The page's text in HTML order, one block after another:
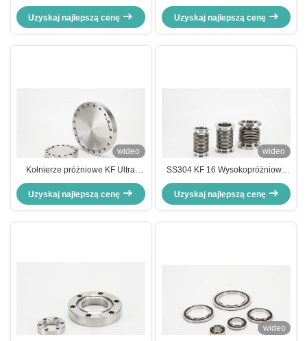
KF, ze stali nierdzewnej, z
otworem, do wysokiej próżni
Uzyskaj najlepszą cenę
25
Uzyskaj najlepszą cenę
wideo
Kołnierze próżniowe KF Ultra
High, nierotujące, zaślepiające
Uzyskaj najlepszą cenę
wideo
SS304 KF 16 Wysokopróżniowe
mieszkowe złącza Elastyczna stal
nierdzewna
Uzyskaj najlepszą cenę
wideo